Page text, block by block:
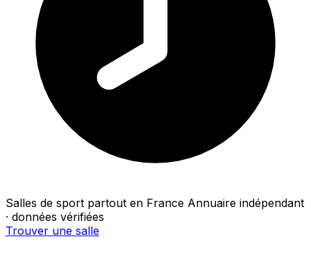
Salles de sport partout en France Annuaire indépendant
· données vérifiées
Trouver une salle